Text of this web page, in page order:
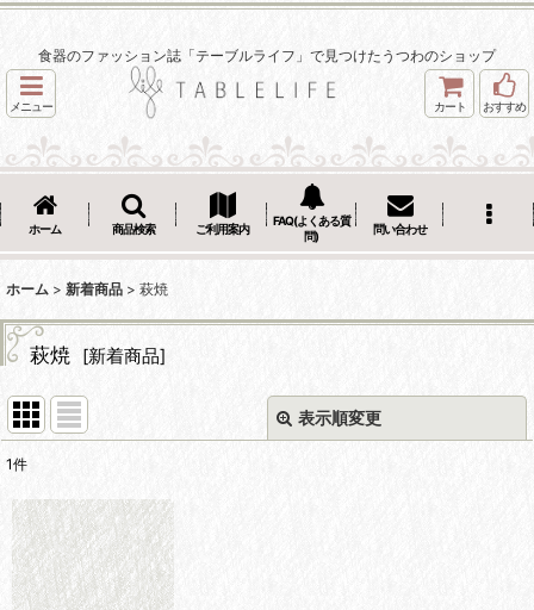
食器のファッション誌「テーブルライフ」で見つけたうつわのショップ
メニュー カート おすすめ
ホーム 商品検索 ご利用案内
FAQ(よくある質
問)
問い合わせ
ホーム > 新着商品 > 萩焼
萩焼 [新着商品]
表示順変更
並び順 :
1件